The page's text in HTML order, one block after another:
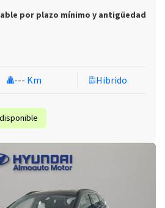
--- Km Hibrido
por plazo mínimo y antigüedad